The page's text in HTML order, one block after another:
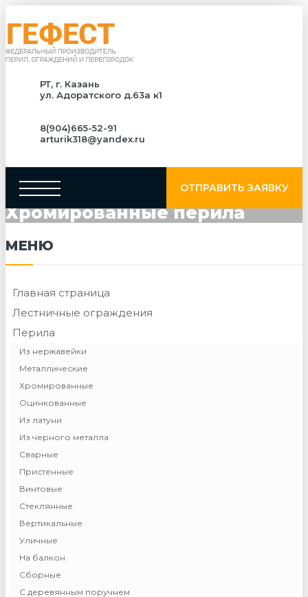
РТ, г. Казань
ул. Адоратского д.63а к1
8(904)665-52-91
arturik318@yandex.ru
ОТПРАВИТЬ ЗАЯВКУ
Хромированные перила
МЕНЮ
Главная страница
Лестничные ограждения
Перила
Из нержавейки
Металлические
Хромированные
Оцинкованные
Из латуни
Из черного металла
Сварные
Пристенные
Винтовые
Стеклянные
Вертикальные
Уличные
На балкон
Сборные
С деревянным поручнем